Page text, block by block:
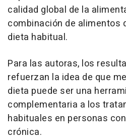
calidad global de la
combinación de alimentos
dieta habitual.
Para las autoras, los
refuerzan la idea de que
dieta puede ser una
complementaria a los
habituales en personas
crónica.